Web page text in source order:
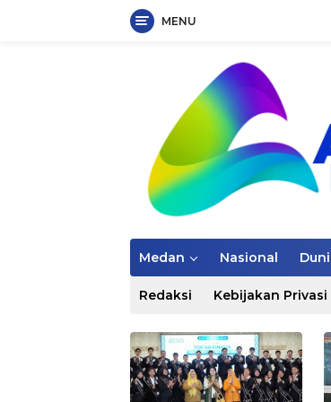
MENU
Medan Nasional
Redaksi Kebijakan Privasi